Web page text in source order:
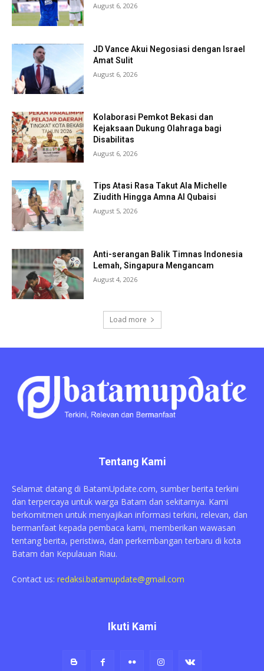
August 6, 2026
JD Vance Akui Negosiasi dengan Israel
Amat Sulit
August 6, 2026
Kolaborasi Pemkot Bekasi dan
Kejaksaan Dukung Olahraga bagi
Disabilitas
August 6, 2026
Tips Atasi Rasa Takut Ala Michelle
Ziudith Hingga Amna Al Qubaisi
August 5, 2026
Anti-serangan Balik Timnas Indonesia
Lemah, Singapura Mengancam
August 4, 2026
Load more
Tentang Kami
Selamat datang di BatamUpdate.com, sumber berita terkini
dan terpercaya untuk warga Batam dan sekitarnya. Kami
berkomitmen untuk menyajikan informasi terkini, relevan, dan
bermanfaat kepada pembaca kami, memberikan wawasan
tentang berita, peristiwa, dan perkembangan terbaru di kota
Batam dan Kepulauan Riau.
Contact us: redaksi.batamupdate@gmail.com
Ikuti Kami